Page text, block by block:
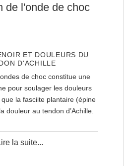
de l'onde de choc
ET DOULEURS DU
D'ACHILLE
de choc constitue une
pour soulager les douleurs
la fasciite plantaire (épine
douleur au tendon d’Achille.
la suite...